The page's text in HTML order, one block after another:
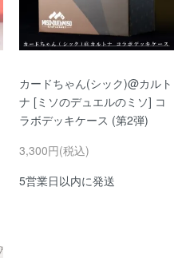
カードちゃん(シック)@カルト
ナ [ミソのデュエルのミソ] コ
ラボデッキケース (第2弾)
3,300円(税込)
5営業日以内に発送